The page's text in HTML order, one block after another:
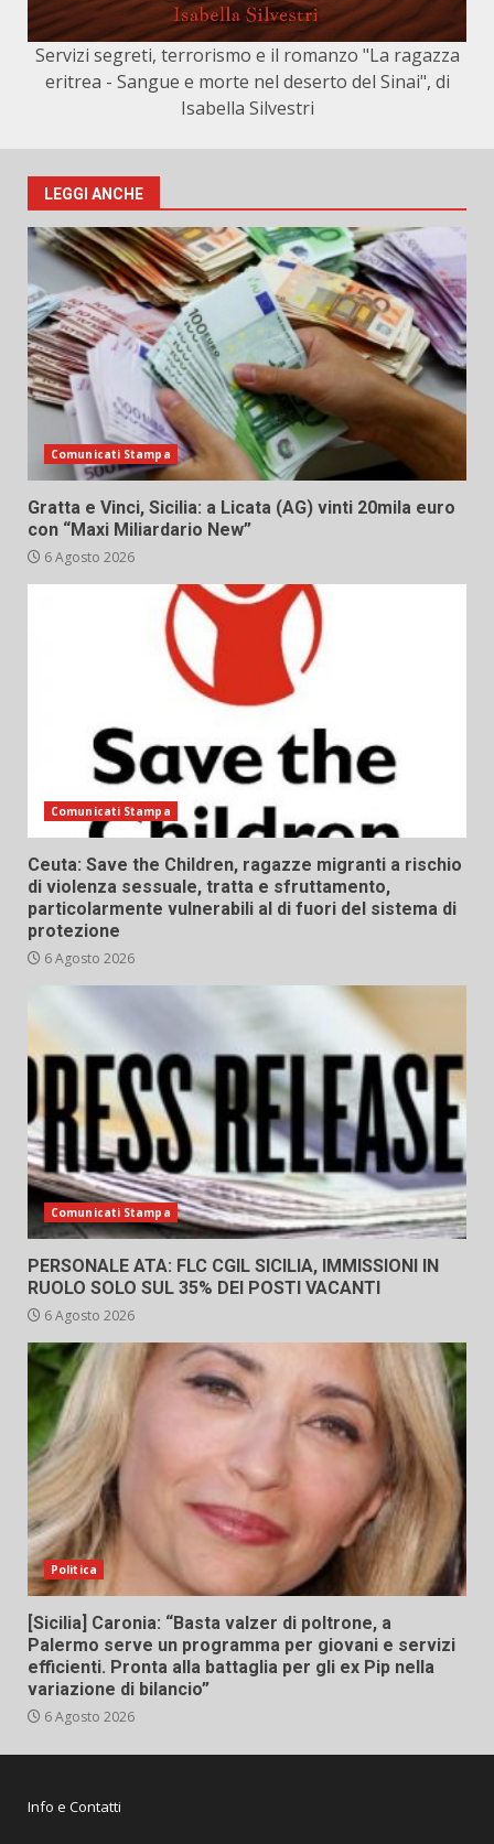
Servizi segreti, terrorismo e il romanzo "La ragazza
eritrea - Sangue e morte nel deserto del Sinai", di
Isabella Silvestri
LEGGI ANCHE
Comunicati Stampa
Gratta e Vinci, Sicilia: a Licata (AG) vinti 20mila euro
con “Maxi Miliardario New”
6 Agosto 2026
Comunicati Stampa
Ceuta: Save the Children, ragazze migranti a rischio
di violenza sessuale, tratta e sfruttamento,
particolarmente vulnerabili al di fuori del sistema di
protezione
6 Agosto 2026
Comunicati Stampa
PERSONALE ATA: FLC CGIL SICILIA, IMMISSIONI IN
RUOLO SOLO SUL 35% DEI POSTI VACANTI
6 Agosto 2026
Politica
[Sicilia] Caronia: “Basta valzer di poltrone, a
Palermo serve un programma per giovani e servizi
efficienti. Pronta alla battaglia per gli ex Pip nella
variazione di bilancio”
6 Agosto 2026
Info e Contatti